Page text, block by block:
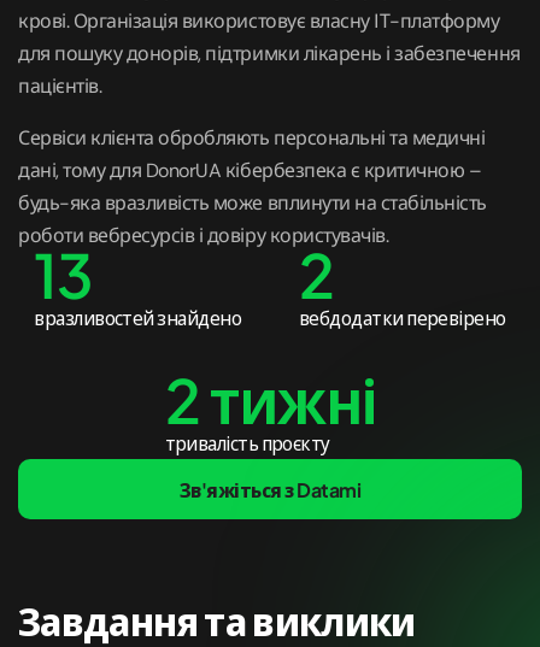
13
вразливостей знайдено
2
вебдодатки перевірено
2 тижні
тривалість проєкту
Зв'яжіться з Datami
крові. Організація використовує власну ІТ-платформу
для пошуку донорів, підтримки лікарень і забезпечення
пацієнтів.
Сервіси клієнта обробляють персональні та медичні
дані, тому для DonorUA кібербезпека є критичною –
будь-яка вразливість може вплинути на стабільність
роботи вебресурсів і довіру користувачів.
Завдання та виклики